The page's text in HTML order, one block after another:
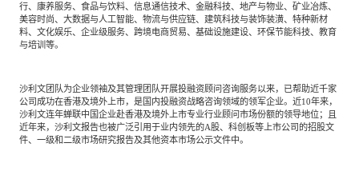
行、康养服务、食品与饮料、信息通信技术、金融科技、地产与物业、矿业冶炼、
美容时尚、大数据与人工智能、物流与供应链、建筑科技与装饰装潢、特种新材
料、文化娱乐、企业级服务、跨境电商贸易、基础设施建设、环保节能科技、教育
与培训等。
沙利文团队为企业领袖及其管理团队开展投融资顾问咨询服务以来，已帮助近千家
公司成功在香港及境外上市，是国内投融资战略咨询领域的领军企业。近10年来，
沙利文连年蝉联中国企业赴香港及境外上市专业行业顾问市场份额的领导地位；且
近年来，沙利文报告也被广泛引用于业内领先的A股、科创板等上市公司的招股文
件、一级和二级市场研究报告及其他资本市场公示文件中。